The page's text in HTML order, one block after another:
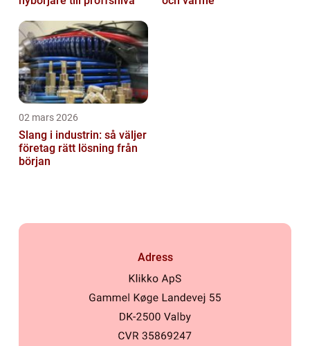
02 mars 2026
Slang i industrin: så väljer
företag rätt lösning från
början
Adress